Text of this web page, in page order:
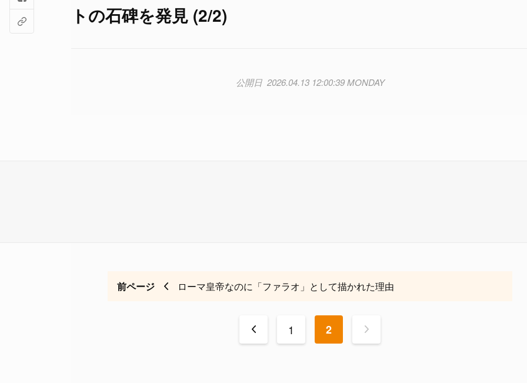
トの石碑を発見 (2/2)
2026.04.13 12:00:39 MONDAY
前ページ ローマ皇帝なのに「ファラオ」として描かれた理由
< 1 2 >